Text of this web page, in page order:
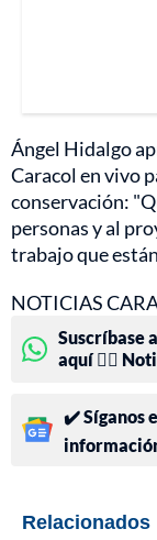
Ángel Hidalgo
Caracol en vivo
conservación:
personas y al
trabajo que
NOTICIAS
Suscríbase
aquí 👉🏻
✔️ Síganos
Relacionados